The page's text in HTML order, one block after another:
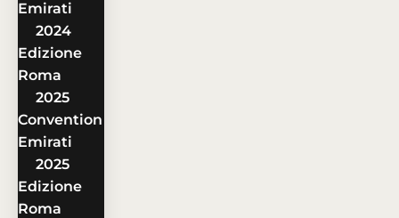
Emirati
2024
Edizione
Roma
2025
Convention
Emirati
2025
Edizione
Roma